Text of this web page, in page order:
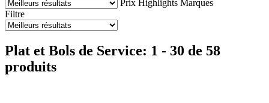
Prix Highlights Marques
Filtre
Plat et Bols de Service: 1 - 30 de 58
produits